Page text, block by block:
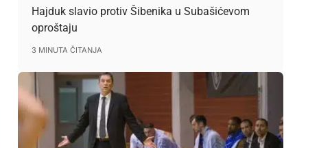
Hajduk slavio protiv Šibenika u Subašićevom
oproštaju
3 MINUTA ČITANJA